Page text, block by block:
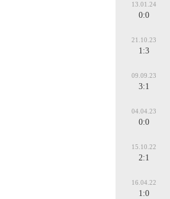
13.01.24
0:0
21.10.23
1:3
09.09.23
3:1
04.04.23
0:0
15.10.22
2:1
16.04.22
1:0